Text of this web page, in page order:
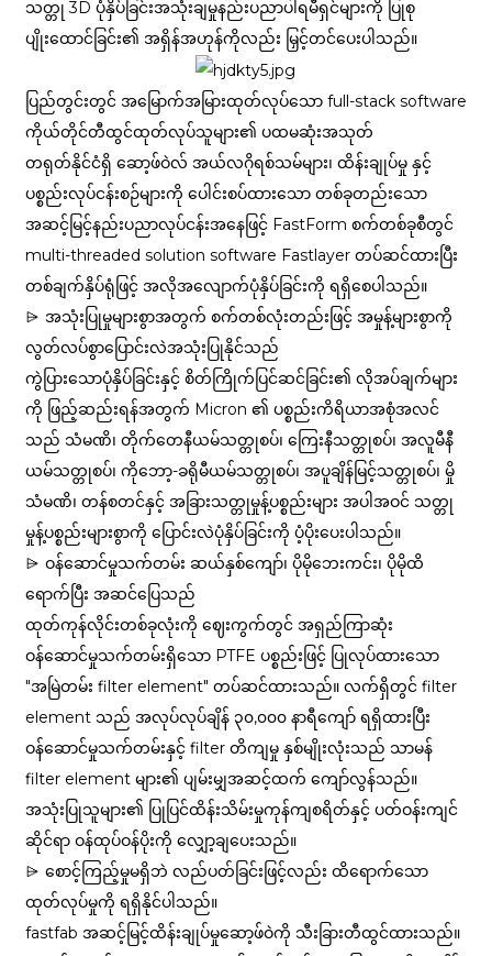
သတ္တု 3D ပုံနှိပ်ခြင်းအသုံးချမှုနည်းပညာပါရမီရှင်များကို ပြုစု
ပျိုးထောင်ခြင်း၏ အရှိန်အဟုန်ကိုလည်း မြှင့်တင်ပေးပါသည်။
ပြည်တွင်းတွင် အမြောက်အမြားထုတ်လုပ်သော full-stack software
ကိုယ်တိုင်တီထွင်ထုတ်လုပ်သူများ၏ ပထမဆုံးအသုတ်
တရုတ်နိုင်ငံရှိ ဆော့ဖ်ဝဲလ် အယ်လဂိုရစ်သမ်များ၊ ထိန်းချုပ်မှု နှင့်
ပစ္စည်းလုပ်ငန်းစဉ်များကို ပေါင်းစပ်ထားသော တစ်ခုတည်းသော
အဆင့်မြင့်နည်းပညာလုပ်ငန်းအနေဖြင့် FastForm စက်တစ်ခုစီတွင်
multi-threaded solution software Fastlayer တပ်ဆင်ထားပြီး
တစ်ချက်နှိပ်ရုံဖြင့် အလိုအလျောက်ပုံနှိပ်ခြင်းကို ရရှိစေပါသည်။
⩥ အသုံးပြုမှုများစွာအတွက် စက်တစ်လုံးတည်းဖြင့် အမှုန့်များစွာကို
လွတ်လပ်စွာပြောင်းလဲအသုံးပြုနိုင်သည်
ကွဲပြားသောပုံနှိပ်ခြင်းနှင့် စိတ်ကြိုက်ပြင်ဆင်ခြင်း၏ လိုအပ်ချက်များ
ကို ဖြည့်ဆည်းရန်အတွက် Micron ၏ ပစ္စည်းကိရိယာအစုံအလင်
သည် သံမဏိ၊ တိုက်တေနီယမ်သတ္တုစပ်၊ ကြေးနီသတ္တုစပ်၊ အလူမီနီ
ယမ်သတ္တုစပ်၊ ကိုဘော့-ခရိုမီယမ်သတ္တုစပ်၊ အပူချိန်မြင့်သတ္တုစပ်၊ မှို
သံမဏိ၊ တန်စတင်နှင့် အခြားသတ္တုမှုန့်ပစ္စည်းများ အပါအဝင် သတ္တု
မှုန့်ပစ္စည်းများစွာကို ပြောင်းလဲပုံနှိပ်ခြင်းကို ပံ့ပိုးပေးပါသည်။
⩥ ဝန်ဆောင်မှုသက်တမ်း ဆယ်နှစ်ကျော်၊ ပိုမိုဘေးကင်း၊ ပိုမိုထိ
ရောက်ပြီး အဆင်ပြေသည်
ထုတ်ကုန်လိုင်းတစ်ခုလုံးကို ဈေးကွက်တွင် အရှည်ကြာဆုံး
ဝန်ဆောင်မှုသက်တမ်းရှိသော PTFE ပစ္စည်းဖြင့် ပြုလုပ်ထားသော
"အမြဲတမ်း filter element" တပ်ဆင်ထားသည်။ လက်ရှိတွင် filter
element သည် အလုပ်လုပ်ချိန် ၃၀,၀၀၀ နာရီကျော် ရရှိထားပြီး
ဝန်ဆောင်မှုသက်တမ်းနှင့် filter တိကျမှု နှစ်မျိုးလုံးသည် သာမန်
filter element များ၏ ပျမ်းမျှအဆင့်ထက် ကျော်လွန်သည်။
အသုံးပြုသူများ၏ ပြုပြင်ထိန်းသိမ်းမှုကုန်ကျစရိတ်နှင့် ပတ်ဝန်းကျင်
ဆိုင်ရာ ဝန်ထုပ်ဝန်ပိုးကို လျှော့ချပေးသည်။
⩥ စောင့်ကြည့်မှုမရှိဘဲ လည်ပတ်ခြင်းဖြင့်လည်း ထိရောက်သော
ထုတ်လုပ်မှုကို ရရှိနိုင်ပါသည်။
fastfab အဆင့်မြင့်ထိန်းချုပ်မှုဆော့ဖ်ဝဲကို သီးခြားတီထွင်ထားသည်။